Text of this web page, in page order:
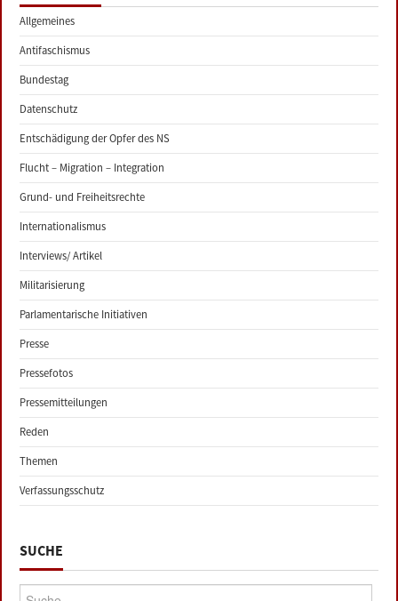
Allgemeines
Antifaschismus
Bundestag
Datenschutz
Entschädigung der Opfer des NS
Flucht – Migration – Integration
Grund- und Freiheitsrechte
Internationalismus
Interviews/ Artikel
Militarisierung
Parlamentarische Initiativen
Presse
Pressefotos
Pressemitteilungen
Reden
Themen
Verfassungsschutz
SUCHE
Suche: